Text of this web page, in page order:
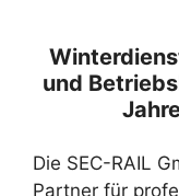
und
Die SEC-RAIL
Partner für